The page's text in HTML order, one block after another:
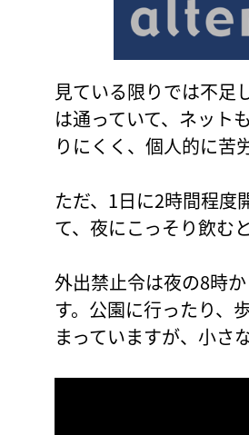
見ている限りでは不足
は通っていて、ネット
りにくく、個人的に苦
ただ、1日に2時間程度
て、夜にこっそり飲む
外出禁止令は夜の8時
す。公園に行ったり、
まっていますが、小さ